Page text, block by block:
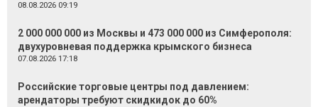
08.08.2026 09:19
2 000 000 000 из Москвы и 473 000 000 из Симферополя:
двухуровневая поддержка крымского бизнеса
07.08.2026 17:18
Российские торговые центры под давлением:
арендаторы требуют скидкидок до 60%